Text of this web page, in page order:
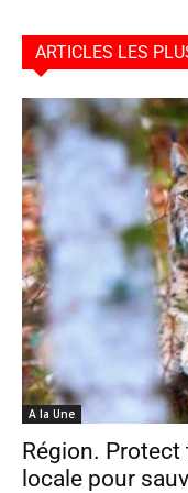
ARTICLES LES
A la Une
Région.
locale pour